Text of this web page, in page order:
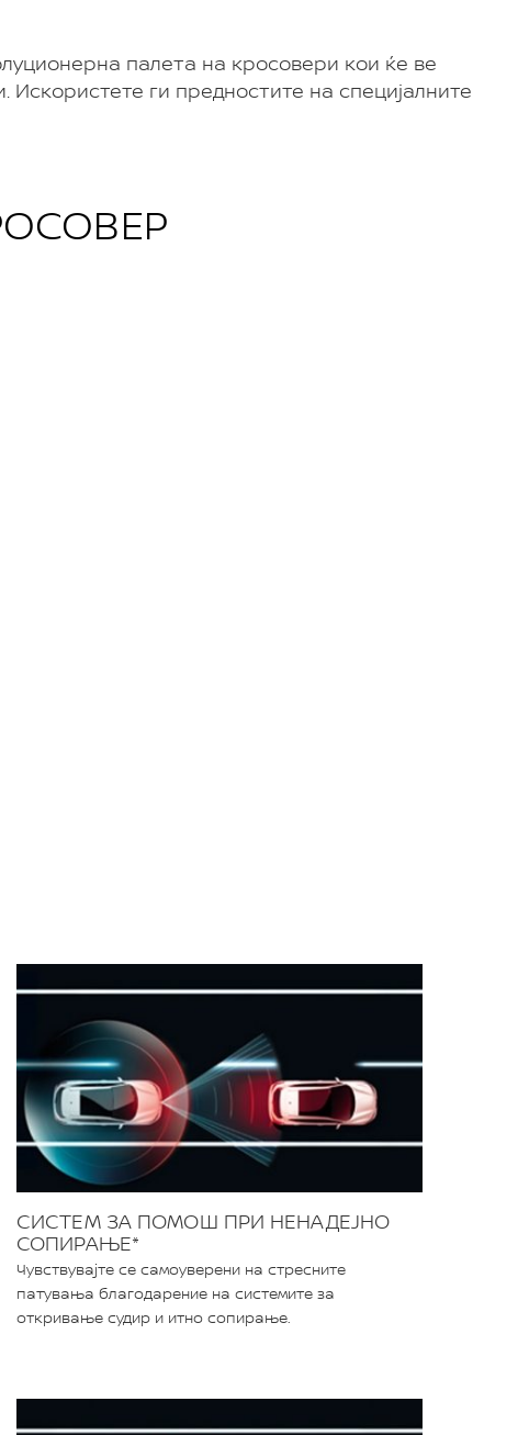
палета на кросовери кои ќе ве
ги предностите на специјалните
СИСТЕМ ЗА ПОМОШ ПРИ НЕНАДЕЈНО
СОПИРАЊЕ*
Чувствувајте се самоуверени на стресните
патувања благодарение на системите за
откривање судир и итно сопирање.